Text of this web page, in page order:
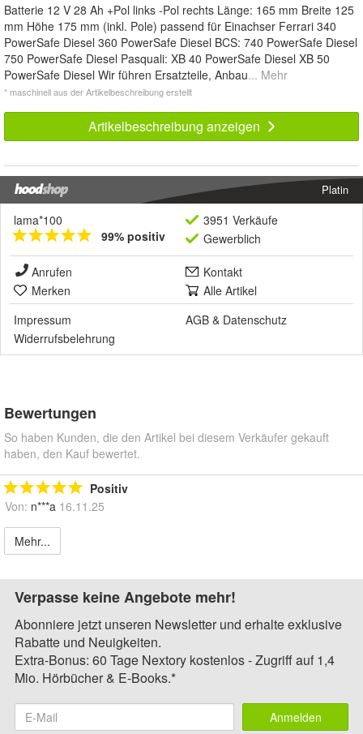
Batterie 12 V 28 Ah +Pol links -Pol rechts Länge: 165 mm Breite 125
mm Höhe 175 mm (inkl. Pole) passend für Einachser Ferrari 340
PowerSafe Diesel 360 PowerSafe Diesel BCS: 740 PowerSafe Diesel
750 PowerSafe Diesel Pasquali: XB 40 PowerSafe Diesel XB 50
PowerSafe Diesel Wir führen Ersatzteile, Anbau... Mehr
* maschinell aus der Artikelbeschreibung erstellt
Artikelbeschreibung anzeigen
Platin
lama*100
99% positiv
3951 Verkäufe
Gewerblich
Anrufen
Kontakt
Merken
Alle Artikel
Impressum
AGB & Datenschutz
Widerrufsbelehrung
Bewertungen
So haben Kunden, die den Artikel bei diesem Verkäufer gekauft
haben, den Kauf bewertet.
Positiv
Von: n***a 16.11.25
Mehr...
Verpasse keine Angebote mehr!
Abonniere jetzt unseren Newsletter und erhalte exklusive
Rabatte und Neuigkeiten.
Extra-Bonus: 60 Tage Nextory kostenlos - Zugriff auf 1,4
Mio. Hörbücher & E-Books.*
Anmelden